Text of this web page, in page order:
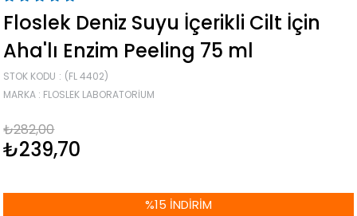
Floslek Deniz Suyu İçerikli Cilt İçin
Aha'lı Enzim Peeling 75 ml
STOK KODU
(FL 4402)
MARKA : FLOSLEK LABORATORIUM
₺282,00
₺239,70
%15 İNDIRIM